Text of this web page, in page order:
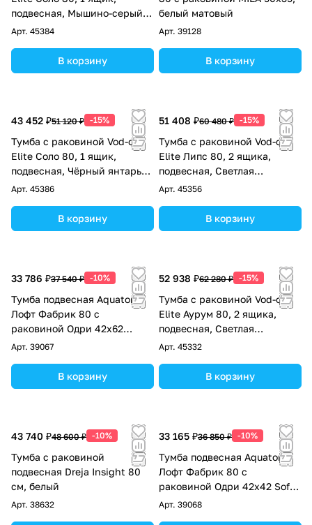
подвесная, Мышино-серый
RAL 7005
Арт. 45384
В корзину
белый матовый
Арт. 39128
В корзину
43 452 ₽51 120 ₽ -15%
Тумба с раковиной Vod-ok
Elite Соло 80, 1 ящик,
подвесная, Чёрный янтарь
RAL 9005
Арт. 45386
В корзину
51 408 ₽60 480 ₽ -15%
Тумба с раковиной Vod-ok
Elite Липс 80, 2 ящика,
подвесная, Светлая
слоновая кость RAL 1015
Арт. 45356
В корзину
33 786 ₽37 540 ₽ -10%
Тумба подвесная Aquaton
Лофт Фабрик 80 с
раковиной Одри 42x62
Round, дуб эндгрейн
Арт. 39067
В корзину
52 938 ₽62 280 ₽ -15%
Тумба с раковиной Vod-ok
Elite Аурум 80, 2 ящика,
подвесная, Светлая
слоновая кость RAL 1015
Арт. 45332
В корзину
43 740 ₽48 600 ₽ -10%
Тумба с раковиной
подвесная Dreja Insight 80
см, белый
Арт. 38632
33 165 ₽36 850 ₽ -10%
Тумба подвесная Aquaton
Лофт Фабрик 80 с
раковиной Одри 42х42 Soft,
дуб эндгрейн
Арт. 39068